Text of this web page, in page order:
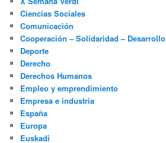
Ciencias Sociales
Comunicación
Cooperación – Solidaridad – Desarrollo
Deporte
Derecho
Derechos Humanos
Empleo y emprendimiento
Empresa e industria
España
Europa
Euskadi